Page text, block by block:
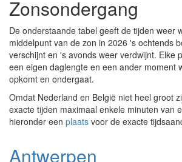
Zonsondergang
De onderstaande tabel geeft de tijden weer
middelpunt van de zon in 2026 's ochtends
verschijnt en 's avonds weer verdwijnt. Elke
een eigen daglengte en een ander moment
opkomt en ondergaat.
Omdat Nederland en België niet heel groot
exacte tijden maximaal enkele minuten van
hieronder een plaats voor de exacte
Antwerpen